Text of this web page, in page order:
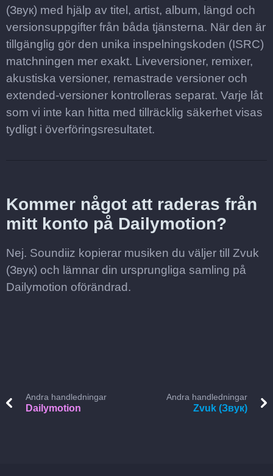
(Звук) med hjälp av titel, artist, album, längd och
versionsuppgifter från båda tjänsterna. När den är
tillgänglig gör den unika inspelningskoden (ISRC)
matchningen mer exakt. Liveversioner, remixer,
akustiska versioner, remastrade versioner och
extended-versioner kontrolleras separat. Varje låt
som vi inte kan hitta med tillräcklig säkerhet visas
tydligt i överföringsresultatet.
Kommer något att raderas från
mitt konto på Dailymotion?
Nej. Soundiiz kopierar musiken du väljer till Zvuk
(Звук) och lämnar din ursprungliga samling på
Dailymotion oförändrad.
Andra handledningar
Dailymotion
Andra handledningar
Zvuk (Звук)